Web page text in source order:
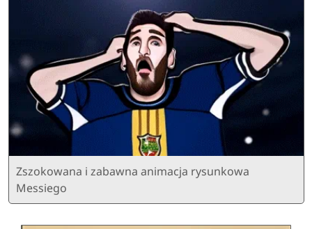
Zszokowana i zabawna animacja rysunkowa
Messiego